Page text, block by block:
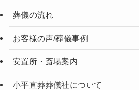
葬儀の流れ
お客様の声/葬儀事例
安置所・斎場案内
小平直葬葬儀社について